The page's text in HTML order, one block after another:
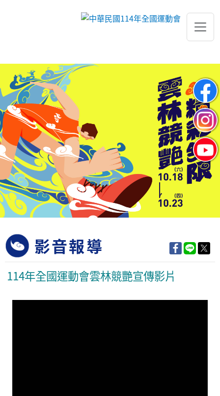
跳到主要內容
影音報導
114年全國運動會雲林競艷宣傳影片